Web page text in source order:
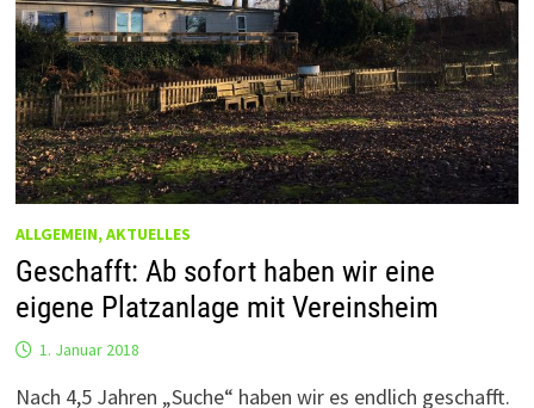
ALLGEMEIN, AKTUELLES
Geschafft: Ab sofort haben wir eine
eigene Platzanlage mit Vereinsheim
1. Januar 2018
Nach 4,5 Jahren „Suche“ haben wir es endlich geschafft.